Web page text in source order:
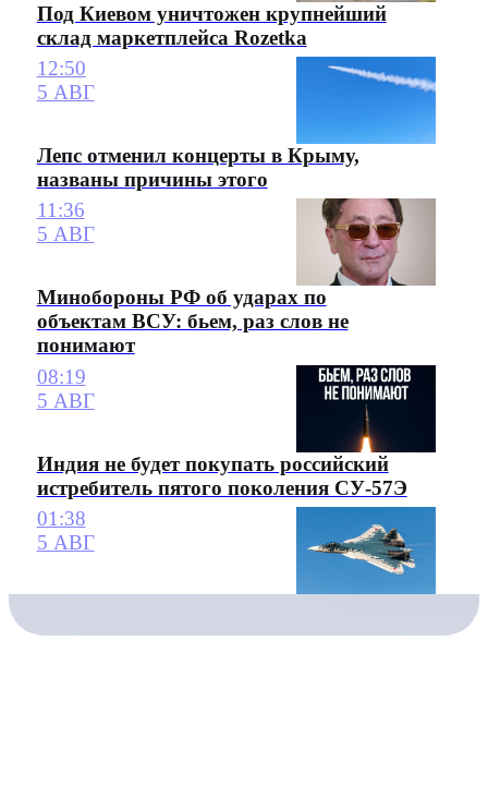
Под Киевом уничтожен крупнейший
склад маркетплейса Rozetka
12:50
5 АВГ
Лепс отменил концерты в Крыму,
названы причины этого
11:36
5 АВГ
Минобороны РФ об ударах по
объектам ВСУ: бьем, раз слов не
понимают
08:19
5 АВГ
Индия не будет покупать российский
истребитель пятого поколения СУ-57Э
01:38
5 АВГ